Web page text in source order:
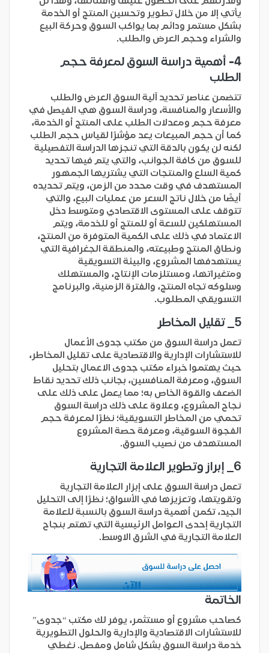
يأتي إلا من خلال تطوير وتحسين المنتج أو الخدمة
بشكل مستمر ودائم بما يواكب السوق وحركة البيع
والشراء وحجم العرض والطلب.
4- أهمية دراسة السوق لمعرفة حجم
الطلب
تتضمن عناصر تحديد آلية السوق العرض والطلب
والأسعار والمنافسة، ودراسة السوق هي الفيصل في
معرفة حجم ومعدلات الطلب على المنتج أو الخدمة،
كما أن حجم المبيعات يعد مؤشرًا لقياس حجم الطلب
لكنه لن يكون بالدقة التي تنجزها الدراسة التفصيلية
للسوق من كافة الجوانب، والتي يتم فيها تحديد
كمية السلع والمنتجات التي يشتريها الجمهور
المستهدف في وقت محدد من الزمن، ويتم تحديده
أيضًا من خلال ناتج السعر من عمليات البيع، والتي
تتوقف على المستوى الاقتصادي ومتوسط دخل
المستهلكين للسعة أو للمنتج أو للخدمة، ويتم
الاعتماد في ذلك على الكمية المتوفرة من المنتج،
ونطاق المنتج وطبيعته، والمنطقة الجغرافية التي
يستهدفها المشروع، والبيئة التسويقية
ومتغيراتها، ومستلزمات الإنتاج، والمستهلك
وسلوكه تجاه المنتج، والفترة الزمنية، والبرنامج
التسويقي المطلوب.
5_ تقليل المخاطر
تعمل دراسة السوق من مكتب جدوى الأعمال
للاستشارات الإدارية والاقتصادية على تقليل المخاطر،
حيث يهتموا خبراء مكتب جدوى الاعمال بتحليل
السوق، ومعرفة المنافسين، بجانب ذلك تحديد نقاط
الضعف والقوة الخاص به؛ مما يعمل على ذلك على
نجاح المشروع، وعلاوة على ذلك دراسة السوق
تحمي من المخاطر التسويقية؛ نظرًا لمعرفة حجم
الفجوة السوقية، ومعرفة حصة المشروع
المستهدف من نصيب السوق.
6_ إبراز وتطوير العلامة التجارية
تعمل دراسة السوق على إبزار العلامة التجارية
وتقويتها، وتعزيزها في الأسواق؛ نظرًا إلى التحليل
الجيد، تكمن أهمية دراسة السوق بالنسبة للعلامة
التجارية إحدى العوامل الرئيسية التي تهتم بنجاح
العلامة التجارية في الشرق الاوسط.
الخاتمة
كصاحب مشروع أو مستثمر، يوفر لك مكتب “جدوى”
للاستشارات الاقتصادية والإدارية والحلول التطويرية
خدمة دراسة السوق بشكل شامل ومفصل. نغطي